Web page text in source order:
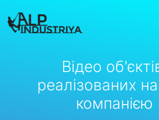
Відео
реалізованих
компанією